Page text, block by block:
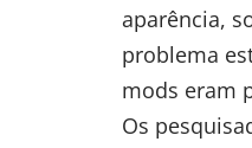
aparência,
problema
mods eram
Os